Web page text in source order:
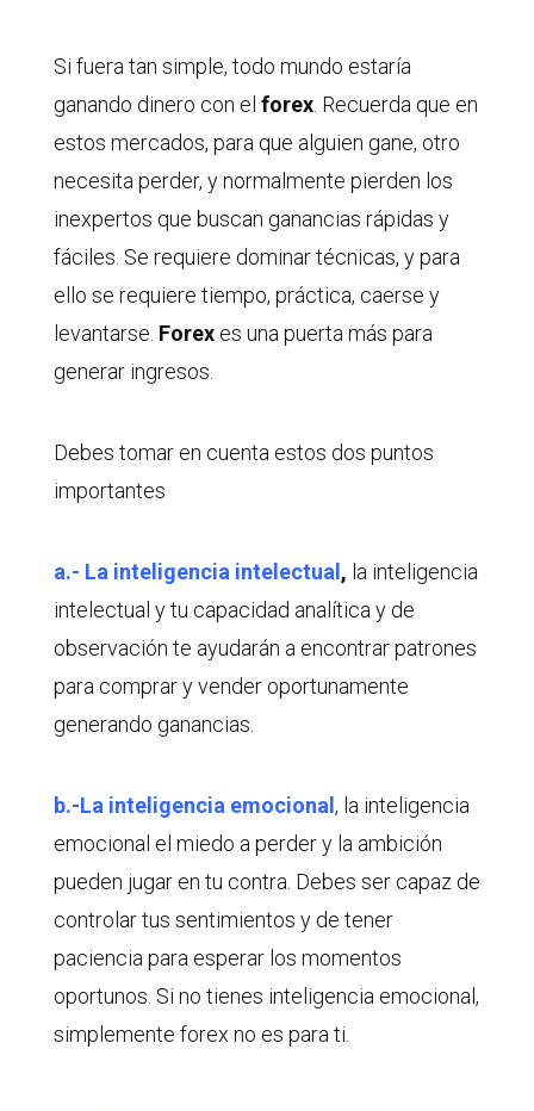
Si fuera tan simple, todo mundo estaría
ganando dinero con el forex. Recuerda que en
estos mercados, para que alguien gane, otro
necesita perder, y normalmente pierden los
inexpertos que buscan ganancias rápidas y
fáciles. Se requiere dominar técnicas, y para
ello se requiere tiempo, práctica, caerse y
levantarse. Forexes una puerta más para
generar ingresos.
Debes tomar en cuenta estos dos puntos
importantes
a.- La inteligencia intelectual , la inteligencia
intelectual y tu capacidad analítica y de
observación te ayudarán a encontrar patrones
para comprar y vender oportunamente
generando ganancias.
b.-La inteligencia emocional , la inteligencia
emocional el miedo a perder y la ambición
pueden jugar en tu contra. Debes ser capaz de
controlar tus sentimientos y de tener
paciencia para esperar los momentos
oportunos. Si no tienes inteligencia emocional,
simplemente forex no es para ti.